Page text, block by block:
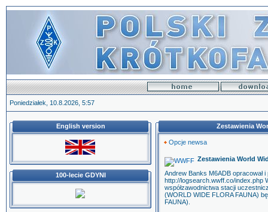
Poniedziałek, 10.8.2026, 5:57
English version
100-lecie GDYNI
Zestawienia
Opcje newsa
Zestawienia World
Andrew Banks M6ADB opracował
http://logsearch.wwff.co/index.php
współzawodnictwa stacji
(WORLD WIDE FLORA FAUNA)
FAUNA).